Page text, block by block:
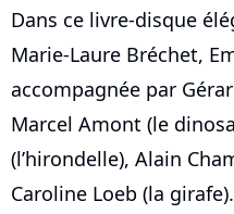
Dans ce livre-disque
Marie-Laure Bréchet,
accompagnée par
Marcel Amont (le
(l’hirondelle), Alain
Caroline Loeb (la